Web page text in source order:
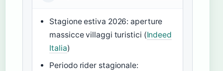
Stagione estiva 2026: aperture
massicce villaggi turistici (Indeed
Italia)
Periodo rider stagionale: